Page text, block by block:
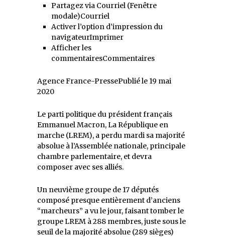
Partagez via Courriel (Fenêtre
modale)Courriel
Activer l’option d’impression du
navigateurImprimer
Afficher les
commentairesCommentaires
Agence France-PressePublié le 19 mai
2020
Le parti politique du président français
Emmanuel Macron, La République en
marche (LREM), a perdu mardi sa majorité
absolue à l’Assemblée nationale, principale
chambre parlementaire, et devra
composer avec ses alliés.
Un neuvième groupe de 17 députés
composé presque entièrement d’anciens
marcheurs
a vu le jour, faisant tomber le
groupe LREM à 288 membres, juste sous le
seuil de la majorité absolue (289 sièges)